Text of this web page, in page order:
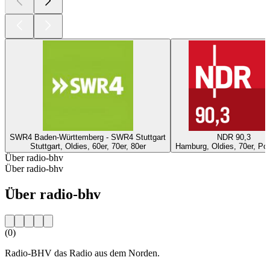
SWR4 Baden-Württemberg - SWR4 Stuttgart
Stuttgart, Oldies, 60er, 70er, 80er
NDR 90,3
Hamburg, Oldies, 70er,
Über radio-bhv
Über radio-bhv
Über radio-bhv
(0)
Radio-BHV das Radio aus dem Norden.